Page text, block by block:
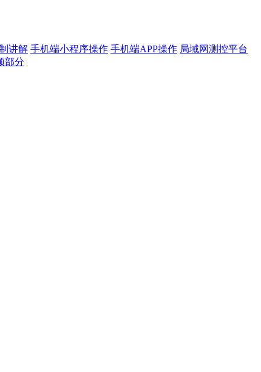
讲解 手机端小程序操作 手机端APP操作 局域网测控平台
部分